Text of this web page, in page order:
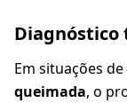
Diagnóstico
Em situações de
queimada, o